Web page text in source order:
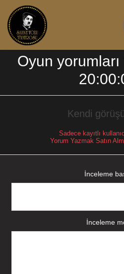
Oyun yorumları
Kendi
Sadece kayıtlı
Yorum Yazmak Satın
İnceleme
İnceleme